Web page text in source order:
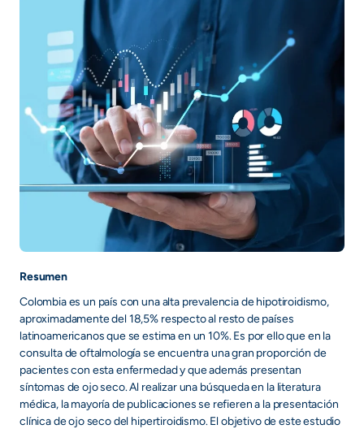
Resumen
Colombia es un país con una alta prevalencia de hipotiroidismo,
aproximadamente del 18,5% respecto al resto de países
latinoamericanos que se estima en un 10%. Es por ello que en la
consulta de oftalmología se encuentra una gran proporción de
pacientes con esta enfermedad y que además presentan
síntomas de ojo seco. Al realizar una búsqueda en la literatura
médica, la mayoría de publicaciones se refieren a la presentación
clínica de ojo seco del hipertiroidismo. El objetivo de este estudio